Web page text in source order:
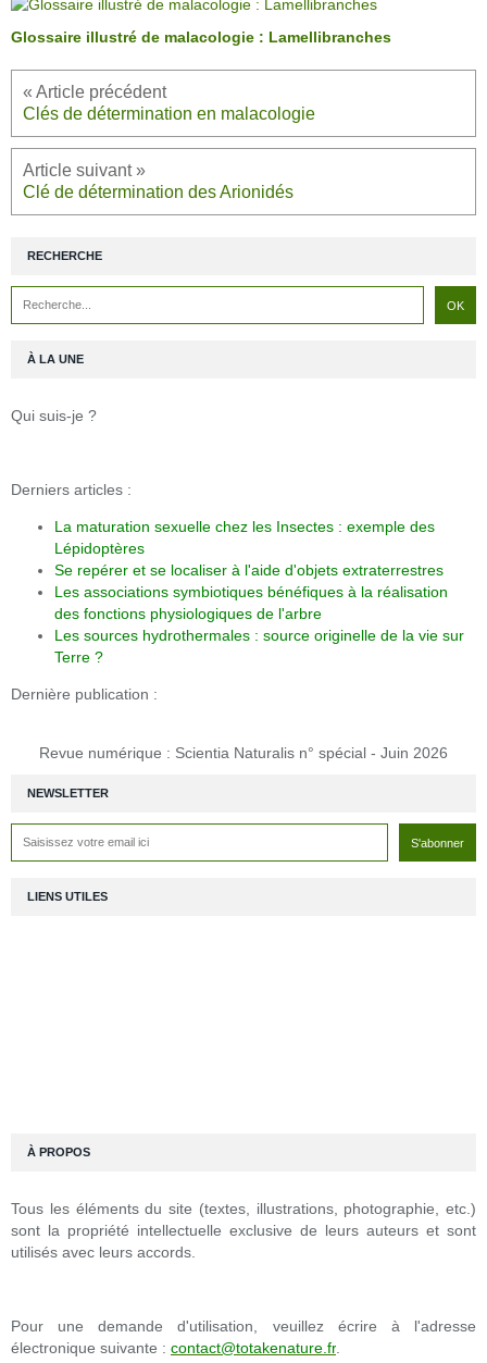
Glossaire illustré de malacologie : Lamellibranches
Clés de détermination en malacologie
Clé de détermination des Arionidés
NEWSLETTER
RECHERCHE
À LA UNE
Qui suis-je ?
Derniers articles :
La maturation sexuelle chez les Insectes : exemple des
Lépidoptères
Se repérer et se localiser à l'aide d'objets extraterrestres
Les associations symbiotiques bénéfiques à la réalisation
des fonctions physiologiques de l'arbre
Les sources hydrothermales : source originelle de la vie sur
Terre ?
Dernière publication :
Revue numérique : Scientia Naturalis n° spécial - Juin 2026
LIENS UTILES
À PROPOS
Tous les éléments du site (textes, illustrations, photographie, etc.)
sont la propriété intellectuelle exclusive de leurs auteurs et sont
utilisés avec leurs accords.
Pour une demande d'utilisation, veuillez écrire à l'adresse
électronique suivante : contact@totakenature.fr